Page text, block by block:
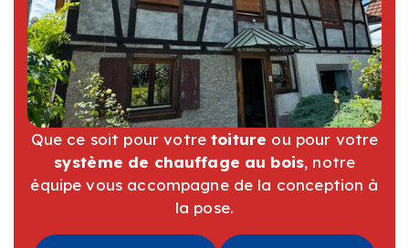
Que ce soit pour votretoiture ou pour votre
système de chauffage au bois, notre
équipe vous accompagne de la conception à
la pose.